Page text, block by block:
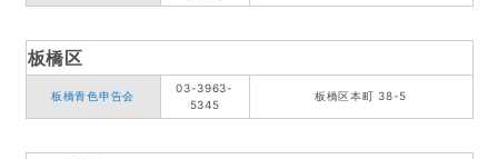
板橋区
板橋青色申告会
03-3963-
5345
板橋区本町 38-5